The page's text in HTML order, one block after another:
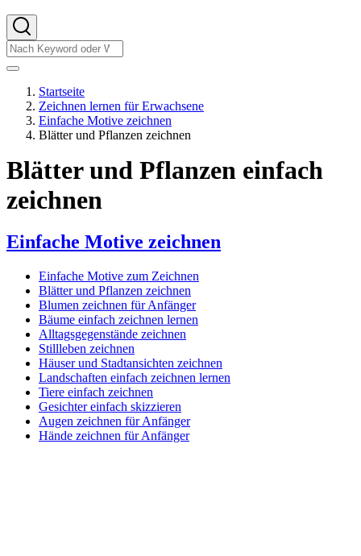
Suche
Suche
Pfadnavigation
Startseite
Zeichnen lernen für Erwachsene
Einfache Motive zeichnen
Blätter und Pflanzen zeichnen
Blätter und Pflanzen einfach
zeichnen
Einfache Motive zeichnen
Einfache Motive zum Zeichnen
Blätter und Pflanzen zeichnen
Blumen zeichnen für Anfänger
Bäume einfach zeichnen lernen
Alltagsgegenstände zeichnen
Stillleben zeichnen
Häuser und Stadtansichten zeichnen
Landschaften einfach zeichnen lernen
Tiere einfach zeichnen
Gesichter einfach skizzieren
Augen zeichnen für Anfänger
Hände zeichnen für Anfänger